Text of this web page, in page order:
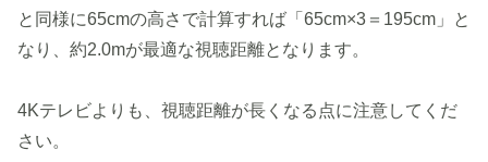
と同様に65cmの高さで計算すれば「65cm×3＝195cm」と
なり、約2.0mが最適な視聴距離となります。
4Kテレビよりも、視聴距離が長くなる点に注意してくだ
さい。